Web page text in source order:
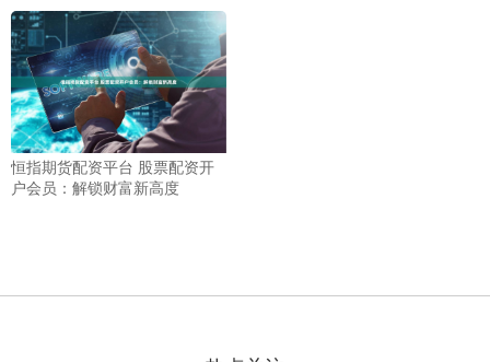
恒指期货配资平台 股票配资开
户会员：解锁财富新高度